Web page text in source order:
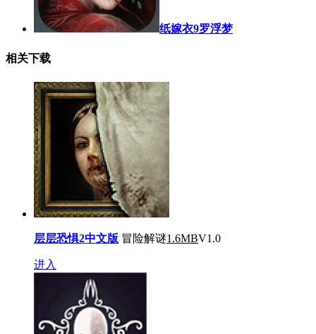
纸嫁衣9罗浮梦
相关下载
层层恐惧2中文版 冒险解谜1.6MBV1.0
进入